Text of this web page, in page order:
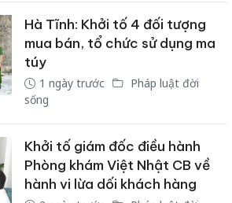
Hà Tĩnh: Khởi tố 4 đối tượng
mua bán, tổ chức sử dụng ma
túy
1 ngày trước
Pháp luật đời
sống
Khởi tố giám đốc điều hành
Phòng khám Việt Nhật CB về
hành vi lừa dối khách hàng